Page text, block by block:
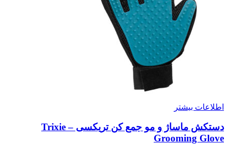
اطلاعات بیشتر
دستکش ماساژ و مو جمع کن تریکسی – Trixie
Grooming Glove